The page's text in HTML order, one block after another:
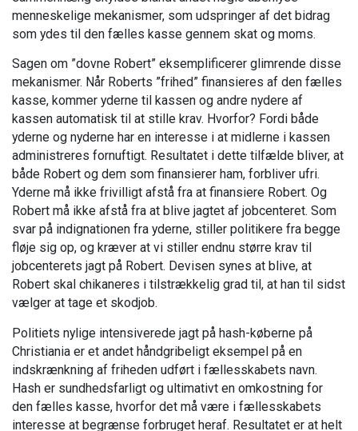
menneskelige mekanismer, som udspringer af det bidrag
som ydes til den fælles kasse gennem skat og moms.
Sagen om ”dovne Robert” eksemplificerer glimrende disse
mekanismer. Når Roberts ”frihed” finansieres af den fælles
kasse, kommer yderne til kassen og andre nydere af
kassen automatisk til at stille krav. Hvorfor? Fordi både
yderne og nyderne har en interesse i at midlerne i kassen
administreres fornuftigt. Resultatet i dette tilfælde bliver, at
både Robert og dem som finansierer ham, forbliver ufri.
Yderne må ikke frivilligt afstå fra at finansiere Robert. Og
Robert må ikke afstå fra at blive jagtet af jobcenteret. Som
svar på indignationen fra yderne, stiller politikere fra begge
fløje sig op, og kræver at vi stiller endnu større krav til
jobcenterets jagt på Robert. Devisen synes at blive, at
Robert skal chikaneres i tilstrækkelig grad til, at han til sidst
vælger at tage et skodjob.
Politiets nylige intensiverede jagt på hash-køberne på
Christiania er et andet håndgribeligt eksempel på en
indskrænkning af friheden udført i fællesskabets navn.
Hash er sundhedsfarligt og ultimativt en omkostning for
den fælles kasse, hvorfor det må være i fællesskabets
interesse at begrænse forbruget heraf. Resultatet er at helt